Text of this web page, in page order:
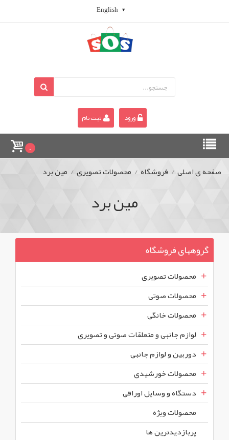
English
ورود ثبت نام
0
صفحه ی اصلی / فروشگاه / محصولات تصویری / مین برد
مین برد
گروههای فروشگاه
محصولات تصویری
محصولات صوتی
محصولات خانگی
لوازم جانبی و متعلقات صوتی و تصویری
دوربین و لوازم جانبی
محصولات خورشیدی
دستگاه و وسایل اوراقی
محصولات ويژه
پربازديدترين ها